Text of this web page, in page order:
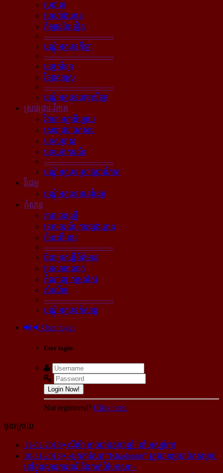
ប្រដាល់
ប្រណាំងយាន
កីឡាដទៃទៀត
----------------------------
បណ្ដុំអត្ថបទកីឡា
----------------------------
បច្ចេកវិទ្យា
វិទ្យាសាស្ត្រ
----------------------------
បណ្ដុំអត្ថបទបច្ចេកវិទ្យា
ស្រាវជ្រាវ-វិភាគ
វិភាគ អត្ថាធិប្បាយ
ស្រាវជ្រាវ ឯកសារ
បទសម្ភាស
បទយកការណ៍
----------------------------
បណ្ដុំអត្ថបទស្រាវជ្រាវវិភាគ
វីដេអូ
បណ្ដុំអត្ថបទមានវីដេអូ
កំសាន្ដ
តារា ជនល្បី
ទេសចរណ៍ ការផ្សងព្រេង
ពីនេះពីនោះ
----------------------------
ជ័យគ្រតធ្វើព័ត៌មាន
ប្រលោមលោក
កំណាព្យ កម្រងកែវ
សំណើច
----------------------------
បណ្ដុំអត្ថបទកំសាន្ដ
User login
User login
Login Now!
Not registered? Click here.
ចុងក្រោយ
11-02-2018
ណីម៉ា អាច​ជាប់​គុក​៦ឆ្នាំ នៅ​អេស្ប៉ាញ!
10-31-2018
«អ្នក​កាសែត "Khashoggi" ត្រូវ​បាន​ច្របាច់ក​សម្លាប់​
នៅ​ក្នុង​ស្ថាន​ភារធារី និង​កាត់​បំបែក​សព»